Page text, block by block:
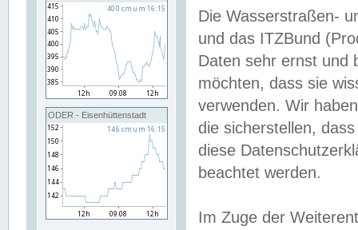
ODER - Eisenhüttenstadt
Die Wasserstraßen-
und das ITZBund
Daten sehr ernst und
möchten, dass sie
verwenden. Wir
die sicherstellen,
diese
beachtet werden.
Im Zuge der